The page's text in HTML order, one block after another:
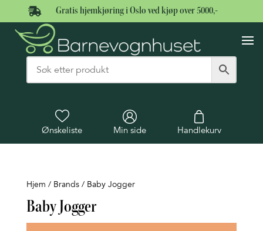
 Gratis hjemkjøring i Oslo ved kjøp over 5000,-
Ønskeliste Min side Handlekurv
Hjem / Brands / Baby Jogger
Baby Jogger